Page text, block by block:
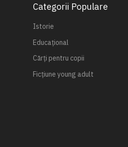
Categorii Populare
Istorie
Educațional
Cărți pentru copii
Ficțiune young adult